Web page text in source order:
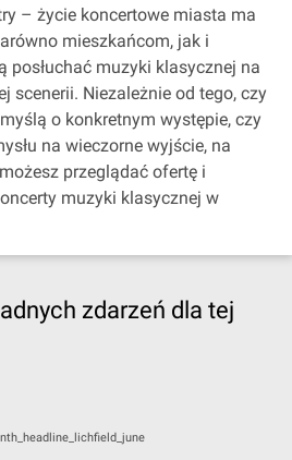
– życie koncertowe miasta ma
mieszkańcom, jak i
posłuchać muzyki klasycznej na
scenerii. Niezależnie od tego, czy
o konkretnym występie, czy
na wieczorne wyjście, na
przeglądać ofertę i
muzyki klasycznej w
zdarzeń dla tej